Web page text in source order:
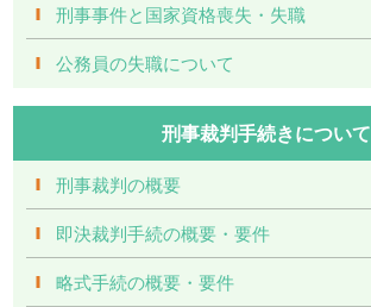
刑事事件と国家資格喪失・失職
公務員の失職について
刑事裁判手続きについて
刑事裁判の概要
即決裁判手続の概要・要件
略式手続の概要・要件